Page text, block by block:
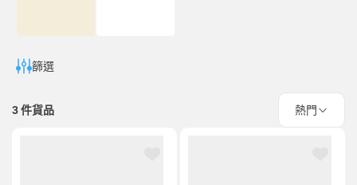
篩選
3件貨品 熱門